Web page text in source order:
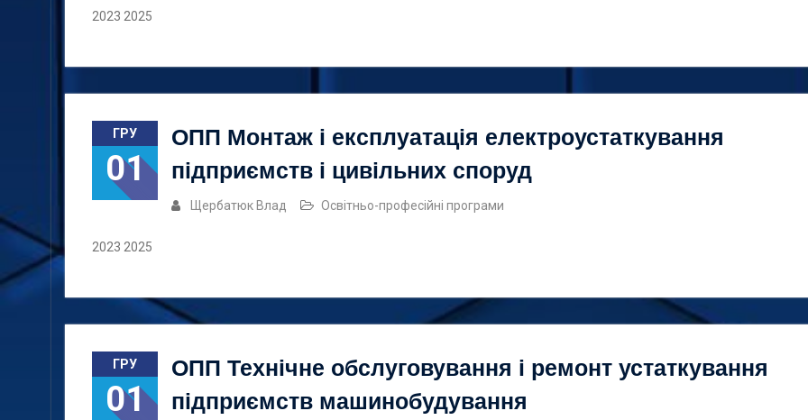
2023 2025
ГРУ
01
ОПП Монтаж і експлуатація електроустаткування
підприємств і цивільних споруд
Щербатюк Влад Освітньо-професійні програми
2023 2025
ГРУ
01
ОПП Технічне обслуговування і ремонт устаткування
підприємств машинобудування